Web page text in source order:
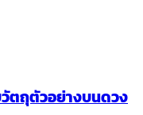
วัตถุตัวอย่างบนดวง